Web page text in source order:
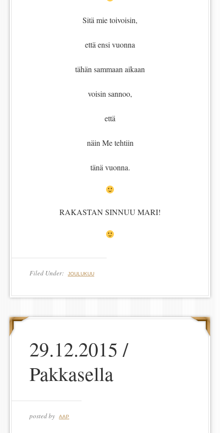
Sitä mie toivoisin,
että ensi vuonna
tähän sammaan aikaan
voisin sannoo,
että
näin Me tehtiin
tänä vuonna.
RAKASTAN SINNUU MARI!
Filed Under: JOULUKUU
29.12.2015 /
Pakkasella
posted by AAP